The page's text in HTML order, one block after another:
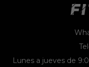
Lunes a jueves de